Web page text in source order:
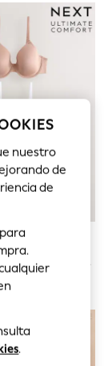
Nude -
Invisibles
A-E Ultimate
nuestro
de
de
.